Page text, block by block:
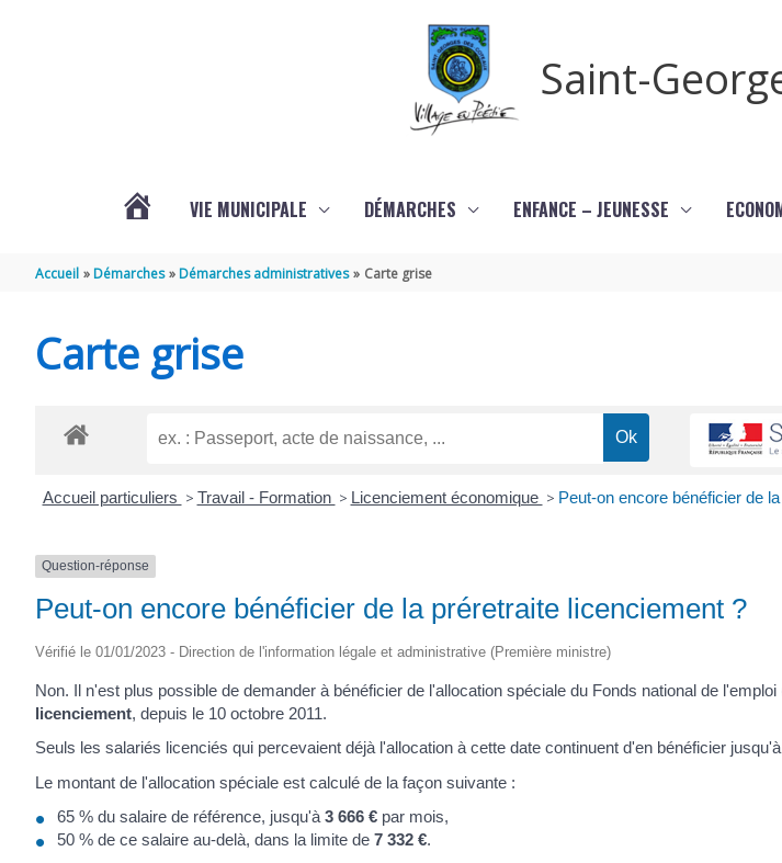
Saint-
VIE MUNICIPALE DÉMARCHES ENFANCE – JEUNESSE
Accueil Démarches Démarches administratives Carte grise
Carte grise
Accueil particuliers > Travail - Formation > Licenciement économique > Peut-on encore bénéficier de
Question-réponse
Peut-on encore bénéficier de la préretraite licenciement ?
Vérifié le 01/01/2023 - Direction de l'information légale et administrative (Première ministre)
Non. Il n'est plus possible de demander à bénéficier de l'allocation spéciale du Fonds national de l'emploi
licenciement, depuis le 10 octobre 2011.
Seuls les salariés licenciés qui percevaient déjà l'allocation à cette date continuent d'en bénéficier
Le montant de l'allocation spéciale est calculé de la façon suivante :
65 % du salaire de référence, jusqu'à 3 666 € par mois,
50 % de ce salaire au-delà, dans la limite de 7 332 €.